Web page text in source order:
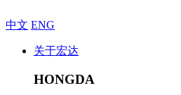
中文 ENG
关于宏达
HONGDA